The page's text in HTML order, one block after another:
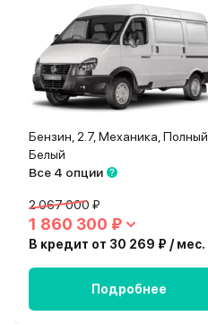
Бензин, 2.7, Механика, Полный,
Белый
Все 4 опции
2 067 000 ₽
1 860 300 ₽
В кредит от 30 269 ₽ / мес.
Подробнее